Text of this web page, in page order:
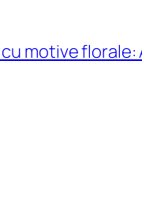
motive